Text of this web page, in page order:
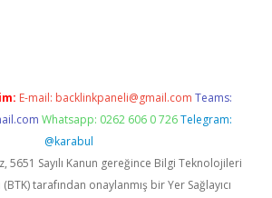
E-mail: backlinkpaneli@gmail.com Teams:
Whatsapp: 0262 606 0 726 Telegram:
@karabul
5651 Sayılı Kanun gereğince Bilgi Teknolojileri
tarafından onaylanmış bir Yer Sağlayıcı